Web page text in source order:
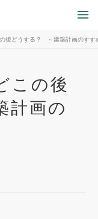
後どうする？ ～建築計画のすす
この後
計画の